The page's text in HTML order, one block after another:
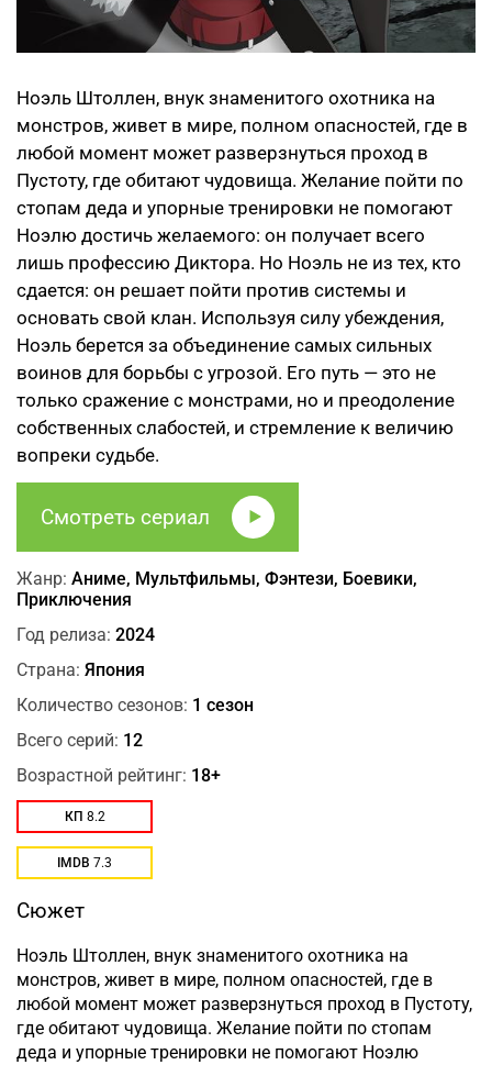
Ноэль Штоллен, внук знаменитого охотника на
монстров, живет в мире, полном опасностей, где в
любой момент может разверзнуться проход в
Пустоту, где обитают чудовища. Желание пойти по
стопам деда и упорные тренировки не помогают
Ноэлю достичь желаемого: он получает всего
лишь профессию Диктора. Но Ноэль не из тех, кто
сдается: он решает пойти против системы и
основать свой клан. Используя силу убеждения,
Ноэль берется за объединение самых сильных
воинов для борьбы с угрозой. Его путь — это не
только сражение с монстрами, но и преодоление
собственных слабостей, и стремление к величию
вопреки судьбе.
Смотреть сериал
Жанр: Аниме, Мультфильмы, Фэнтези, Боевики,
Приключения
Год релиза: 2024
Страна: Япония
Количество сезонов: 1 сезон
Всего серий: 12
Возрастной рейтинг: 18+
КП 8.2
IMDB 7.3
Сюжет
Ноэль Штоллен, внук знаменитого охотника на
монстров, живет в мире, полном опасностей, где в
любой момент может разверзнуться проход в Пустоту,
где обитают чудовища. Желание пойти по стопам
деда и упорные тренировки не помогают Ноэлю